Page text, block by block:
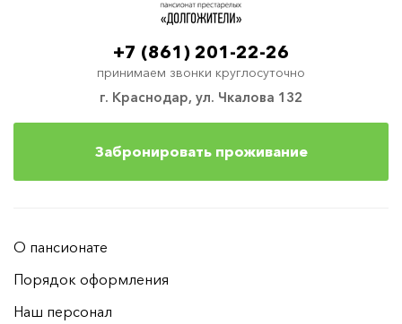
г. Краснодар, ул. Чкалова 132
+7 (861) 201-22-26
принимаем звонки круглосуточно
Забронировать проживание
О пансионате
Порядок оформления
Наш персонал